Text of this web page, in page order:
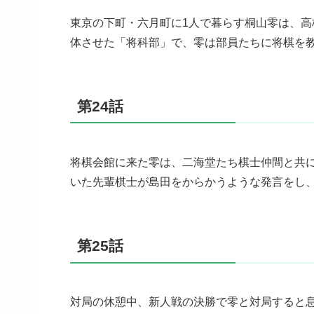
東京の下町・六月町に1人で暮らす桐山零は、
体させた「将科部」で、零は部員たちに将棋を
第24話
将棋会館に来た零は、二海堂たち棋士仲間と共
いた先輩棋士が島田をからかうような発言をし
第25話
対局の休憩中、新人戦の決勝で零と対局すると